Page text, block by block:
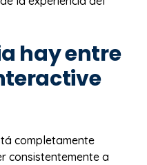
hay entre
completamente
consistentemente a